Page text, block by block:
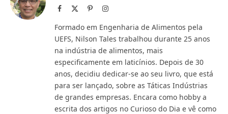
Facebook PinterestInstagram
Formado em Engenharia de Alimentos pela
UEFS, Nilson Tales trabalhou durante 25 anos
na indústria de alimentos, mais
especificamente em laticínios. Depois de 30
anos, decidiu dedicar-se ao seu livro, que está
para ser lançado, sobre as Táticas Indústrias
de grandes empresas. Encara como hobby a
escrita dos artigos no Curioso do Dia e vê como